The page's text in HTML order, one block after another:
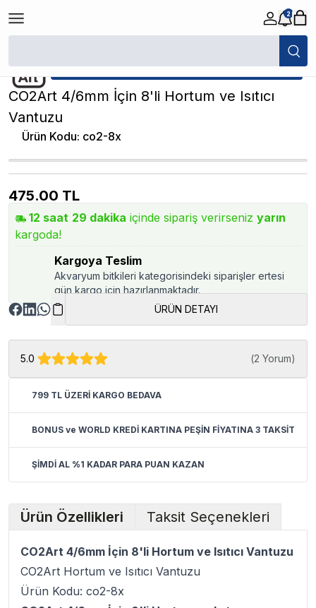
2
/ CO2Art 4/6mm İçin 8'li Hortum
★ Atakan Petshop, CO2Art yetkili satıcısıdır.
CO2Art 4/6mm İçin 8'li Hortum ve Isıtıcı
Vantuzu
Ürün Kodu: co2-8x
475.00 TL
12 saat 29 dakika içinde sipariş verirseniz yarın
kargoda!
Kargoya Teslim
Akvaryum bitkileri kategorisindeki siparişler ertesi
gün kargo için hazırlanmaktadır.
ÜRÜN DETAYI
5.0 (2 Yorum)
799 TL ÜZERİ KARGO BEDAVA
BONUS ve WORLD KREDİ KARTINA PEŞİN FİYATINA 3 TAKSİT
ŞİMDİ AL %1 KADAR PARA PUAN KAZAN
Ürün Özellikleri Taksit Seçenekleri
CO2Art 4/6mm İçin 8'li Hortum ve Isıtıcı Vantuzu
CO2Art Hortum ve Isıtıcı Vantuzu
Ürün Kodu: co2-8x